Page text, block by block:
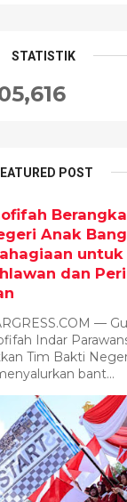
STATISTIK
POST
Anak
untuk
dan
—
Indar
Tim Bakti
bant...